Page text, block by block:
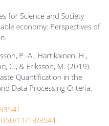
for Science and Society
economy: Perspectives of
P.-A., Hartikainen, H.,
C., & Eriksson, M. (2019).
Quantification in the
Data Processing Criteria.
11/13/3541